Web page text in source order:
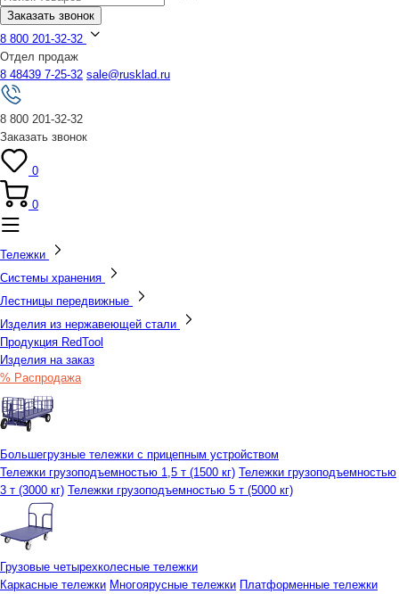
Заказать звонок
8 800 201-32-32
Отдел продаж
8 48439 7-25-32 sale@rusklad.ru
8 800 201-32-32
Заказать звонок
0
0
Тележки
Системы хранения
Лестницы передвижные
Изделия из нержавеющей стали
Продукция RedTool
Изделия на заказ
% Распродажа
Большегрузные тележки с прицепным устройством
Тележки грузоподъемностью 1,5 т (1500 кг) Тележки грузоподъемностью
3 т (3000 кг) Тележки грузоподъемностью 5 т (5000 кг)
Грузовые четырехколесные тележки
Каркасные тележки Многоярусные тележки Платформенные тележки